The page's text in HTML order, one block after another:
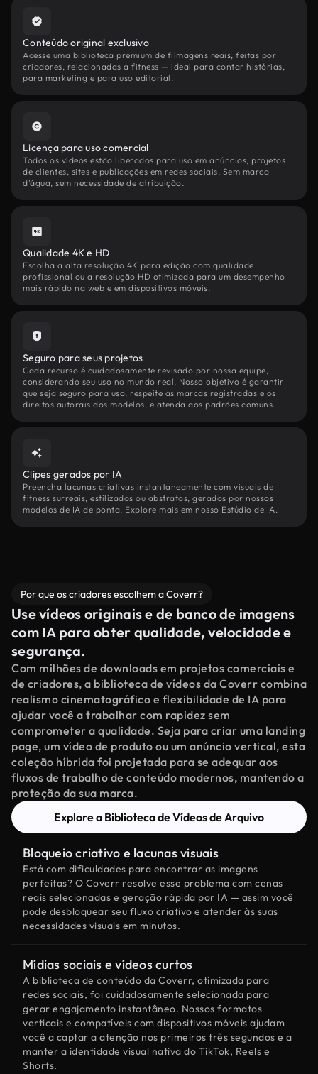
Conteúdo original exclusivo
Acesse uma biblioteca premium de filmagens reais, feitas por
criadores, relacionadas a fitness — ideal para contar histórias,
para marketing e para uso editorial.
Licença para uso comercial
Todos os vídeos estão liberados para uso em anúncios, projetos
de clientes, sites e publicações em redes sociais. Sem marca
d'água, sem necessidade de atribuição.
Qualidade 4K e HD
Escolha a alta resolução 4K para edição com qualidade
profissional ou a resolução HD otimizada para um desempenho
mais rápido na web e em dispositivos móveis.
Seguro para seus projetos
Cada recurso é cuidadosamente revisado por nossa equipe,
considerando seu uso no mundo real. Nosso objetivo é garantir
que seja seguro para uso, respeite as marcas registradas e os
direitos autorais dos modelos, e atenda aos padrões comuns.
Clipes gerados por IA
Preencha lacunas criativas instantaneamente com visuais de
fitness surreais, estilizados ou abstratos, gerados por nossos
modelos de IA de ponta. Explore mais em nosso Estúdio de IA.
Por que os criadores escolhem a Coverr?
Use vídeos originais e de banco de imagens
com IA para obter qualidade, velocidade e
segurança.
Com milhões de downloads em projetos comerciais e
de criadores, a biblioteca de vídeos da Coverr combina
realismo cinematográfico e flexibilidade de IA para
ajudar você a trabalhar com rapidez sem
comprometer a qualidade. Seja para criar uma landing
page, um vídeo de produto ou um anúncio vertical, esta
coleção híbrida foi projetada para se adequar aos
fluxos de trabalho de conteúdo modernos, mantendo a
proteção da sua marca.
Explore a Biblioteca de Vídeos de Arquivo
Bloqueio criativo e lacunas visuais
Está com dificuldades para encontrar as imagens
perfeitas? O Coverr resolve esse problema com cenas
reais selecionadas e geração rápida por IA — assim você
pode desbloquear seu fluxo criativo e atender às suas
necessidades visuais em minutos.
Mídias sociais e vídeos curtos
A biblioteca de conteúdo da Coverr, otimizada para
redes sociais, foi cuidadosamente selecionada para
gerar engajamento instantâneo. Nossos formatos
verticais e compatíveis com dispositivos móveis ajudam
você a captar a atenção nos primeiros três segundos e a
manter a identidade visual nativa do TikTok, Reels e
Shorts.